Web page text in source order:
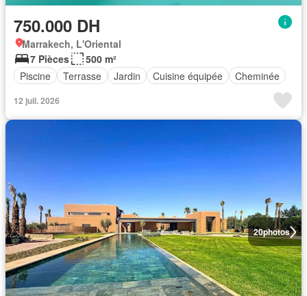
750.000 DH
Marrakech, L'Oriental
7 Pièces
500 m²
Piscine
Terrasse Jardin Cuisine équipée Cheminée
12 juil. 2026
20photos